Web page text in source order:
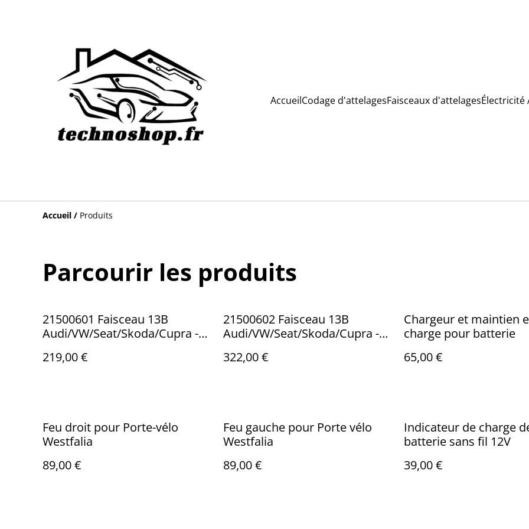
AccueilCodage d'attelagesFaisceaux d'attelagesÉlectricité
Accueil / Produits
Parcourir les produits
21500601 Faisceau 13B
Audi/VW/Seat/Skoda/Cupra -
219,00 €
21500602 Faisceau 13B
Audi/VW/Seat/Skoda/Cupra -
322,00 €
Chargeur et maintien
charge pour batterie
65,00 €
Feu droit pour Porte-vélo
Westfalia
89,00 €
Feu gauche pour Porte vélo
Westfalia
89,00 €
Indicateur de charge
batterie sans fil 12V
39,00 €